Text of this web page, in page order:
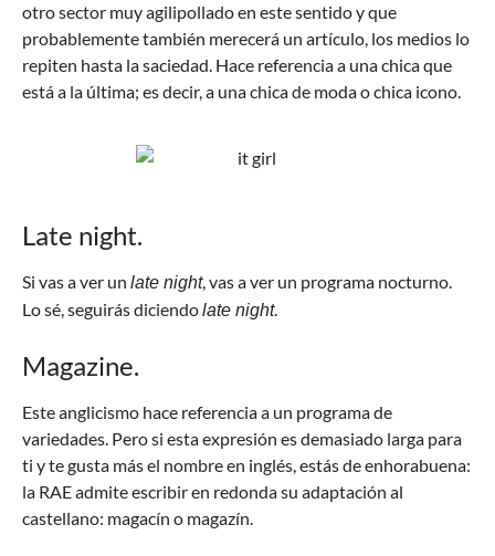
otro sector muy agilipollado en este sentido y que
probablemente también merecerá un artículo, los medios lo
repiten hasta la saciedad. Hace referencia a una chica que
está a la última; es decir, a una chica de moda o chica icono.
Late night.
Si vas a ver un late night, vas a ver un programa nocturno.
Lo sé, seguirás diciendolate night.
Magazine.
Este anglicismo hace referencia a un programa de
variedades. Pero si esta expresión es demasiado larga para
ti y te gusta más el nombre en inglés, estás de enhorabuena:
la RAE admite escribir en redonda su adaptación al
castellano: magacín o magazín.